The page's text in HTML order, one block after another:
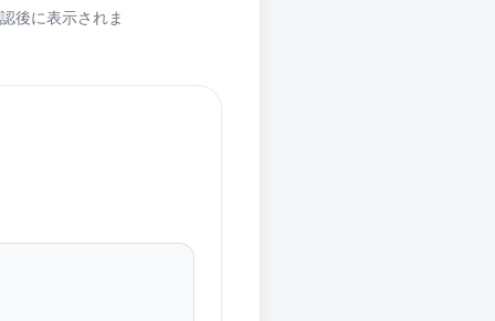
後に表示されま